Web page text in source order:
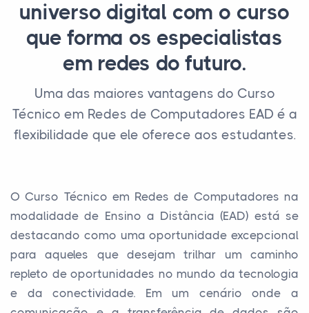
universo digital com o curso
que forma os especialistas
em redes do futuro.
Uma das maiores vantagens do Curso
Técnico em Redes de Computadores EAD é a
flexibilidade que ele oferece aos estudantes.
O Curso Técnico em Redes de Computadores na
modalidade de Ensino a Distância (EAD) está se
destacando como uma oportunidade excepcional
para aqueles que desejam trilhar um caminho
repleto de oportunidades no mundo da tecnologia
e da conectividade. Em um cenário onde a